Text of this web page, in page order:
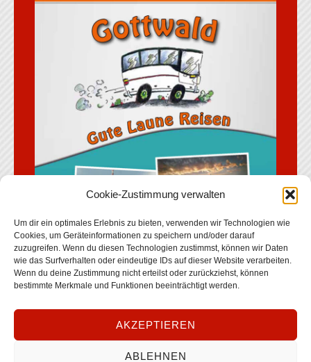
Cookie-Zustimmung verwalten
Um dir ein optimales Erlebnis zu bieten, verwenden wir Technologien wie
Cookies, um Geräteinformationen zu speichern und/oder darauf
zuzugreifen. Wenn du diesen Technologien zustimmst, können wir Daten
wie das Surfverhalten oder eindeutige IDs auf dieser Website verarbeiten.
Wenn du deine Zustimmung nicht erteilst oder zurückziehst, können
bestimmte Merkmale und Funktionen beeinträchtigt werden.
AKZEPTIEREN
ABLEHNEN